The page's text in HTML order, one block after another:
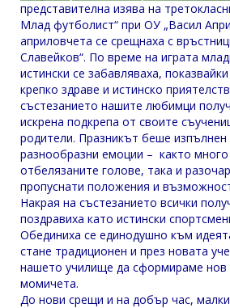
представителна изява на
Млад футболист“ при ОУ „Васил
априловчета се срещнаха с
Славейков“. По време на играта
истински се забавляваха,
крепко здраве и истинско
състезанието нашите любимци
искренa подкрепа от своите
родители. Празникът беше изпълнен
разнообразни емоции – както
отбелязаните голове, така и
пропуснати положения и
Накрая на състезанието всички
поздравиха като истински
Oбединиха се единодушно към
стане традиционен и през новата
нашето училище да сформираме
момичета.
До нови срещи и на добър час,